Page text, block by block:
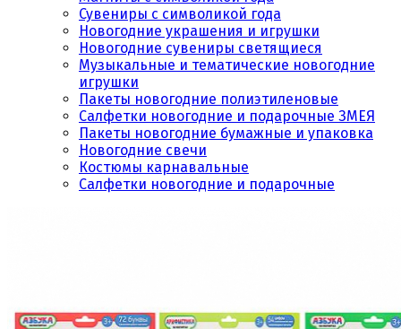
Сувениры с символикой года
Новогодние украшения и игрушки
Новогодние сувениры светящиеся
Музыкальные и тематические новогодние
игрушки
Пакеты новогодние полиэтиленовые
Салфетки новогодние и подарочные ЗМЕЯ
Пакеты новогодние бумажные и упаковка
Новогодние свечи
Костюмы карнавальные
Салфетки новогодние и подарочные